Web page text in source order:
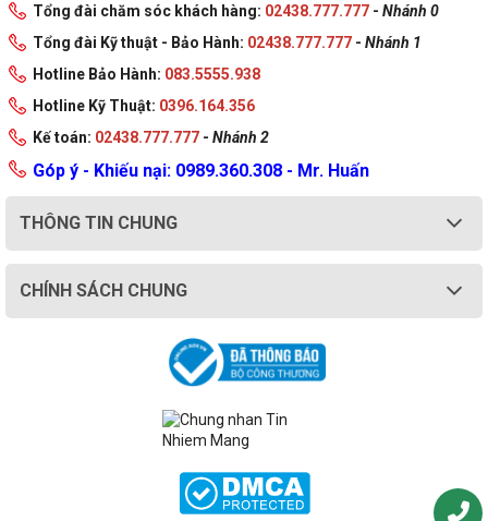
Tổng đài chăm sóc khách hàng: 02438.777.777 - Nhánh 0
Tổng đài Kỹ thuật - Bảo Hành: 02438.777.777 - Nhánh 1
Hotline Bảo Hành: 083.5555.938
Hotline Kỹ Thuật: 0396.164.356
Kế toán: 02438.777.777 - Nhánh 2
Góp ý - Khiếu nại: 0989.360.308 - Mr. Huấn
THÔNG TIN CHUNG
CHÍNH SÁCH CHUNG